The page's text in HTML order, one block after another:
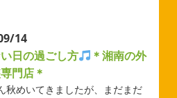
31
レ
崎・小田原外壁塗装専門店
先日は試合の応援に行ったの
14
日の過ごし方
＊湘南の外
門店＊
秋めいてきましたが、まだまだ